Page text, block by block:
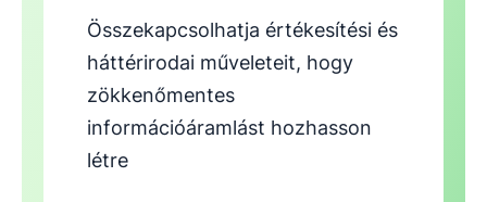
Összekapcsolhatja értékesítési és
háttérirodai műveleteit, hogy
zökkenőmentes
információáramlást hozhasson
létre